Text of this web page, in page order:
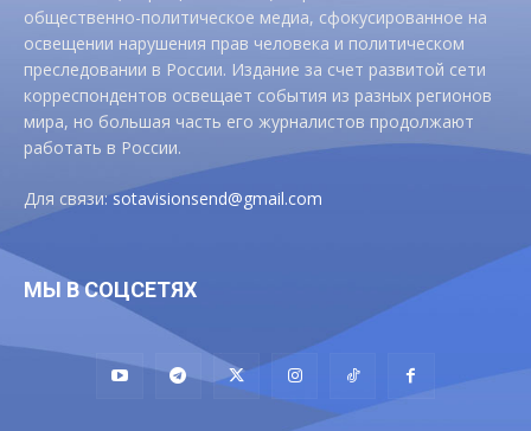
общественно-политическое медиа, сфокусированное на
освещении нарушения прав человека и политическом
преследовании в России. Издание за счет развитой сети
корреспондентов освещает события из разных регионов
мира, но большая часть его журналистов продолжают
работать в России.
Для связи:sotavisionsend@gmail.com
МЫ В СОЦСЕТЯХ